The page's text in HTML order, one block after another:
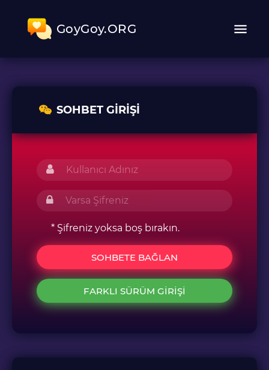
GoyGoy.ORG
SOHBET GIRIŞI
* Şifreniz yoksa boş bırakın.
SOHBETE BAĞLAN
FARKLI SÜRÜM GIRIŞI